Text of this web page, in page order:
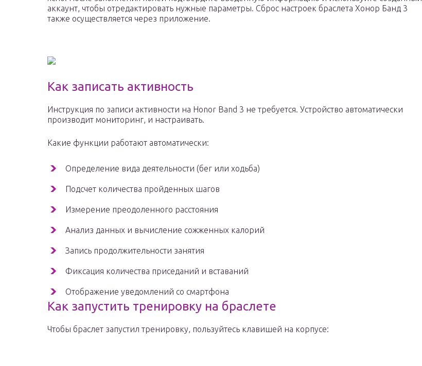
аккаунт, чтобы отредактировать нужные параметры. Сброс настроек браслета Хонор Банд 3
также осуществляется через приложение.
Как записать активность
Инструкция по записи активности на Honor Band 3 не требуется. Устройство автоматически
производит мониторинг, и настраивать.
Какие функции работают автоматически:
Определение вида деятельности (бег или ходьба)
Подсчет количества пройденных шагов
Измерение преодоленного расстояния
Анализ данных и вычисление сожженных калорий
Запись продолжительности занятия
Фиксация количества приседаний и вставаний
Отображение уведомлений со смартфона
Как запустить тренировку на браслете
Чтобы браслет запустил тренировку, пользуйтесь клавишей на корпусе: